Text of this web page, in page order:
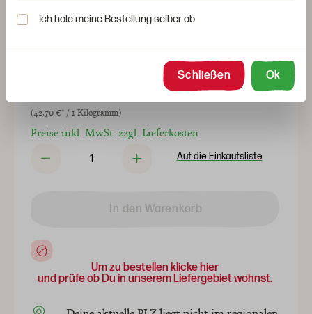
(42,70 €* / 1 Kilogramm)
Preise inkl. MwSt. zzgl. Lieferkosten
Auf die Einkaufsliste
In den Warenkorb
Um zu bestellen klicke hier
und prüfe ob Du in unserem Liefergebiet wohnst.
Ich hole meine Bestellung selber ab
Schließen Ok